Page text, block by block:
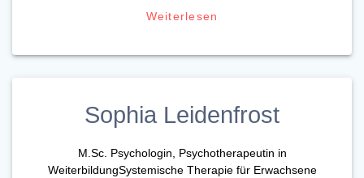
Weiterlesen
Sophia Leidenfrost
M.Sc. Psychologin, Psychotherapeutin in
WeiterbildungSystemische Therapie für Erwachsene